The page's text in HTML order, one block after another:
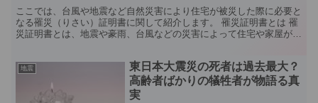
ここでは、台風や地震など自然災害により住宅が被災した際に必要と
なる罹災（りさい）証明書に関して紹介します。 罹災証明書とは 罹
災証明書とは、地震や豪雨、台風などの災害によって住宅や家屋が被
地震
東日本大震災の死者は過去最大？
高齢者ばかりの犠牲者が物語る真
実